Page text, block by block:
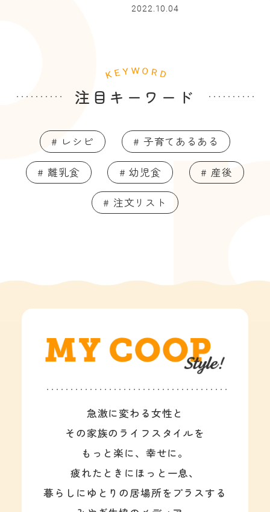
2022.10.04
注目キーワード
# レシピ # 子育てあるある
# 離乳食 # 幼児食 # 産後
# 注文リスト
急激に変わる女性と
その家族のライフスタイルを
もっと楽に、幸せに。
疲れたときにほっと一息、
暮らしにゆとりの居場所をプラスする